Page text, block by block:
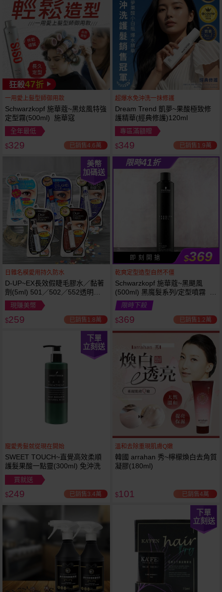
狂殺47折
一用愛上髮型師御用款
Schwarzkopf 施華蔻~黑炫風特強
定型霧(500ml) 施華寇
全年最低
$329 已銷售4.6萬
超爆水免沖洗一抹修護
Dream Trend 凱夢~果酸極致修
護精華(經典修護)120ml
專區滿額贈
$349 已銷售1.9萬
美幣
加碼送
日雜名模愛用持久防水
D-UP~EX長效假睫毛膠水／黏著
劑(5ml) 501／502／552透明／
553黑色／554咖啡色 款式可選
現賺美幣
$259 已銷售1.8萬
限時41折
即 刻 開 搶 $369
乾爽定型造型自然不僵
Schwarzkopf 施華蔻~黑颶風
(500ml) 黑魔髮系列/定型噴霧 施
華寇
限時下殺
$369 已銷售1.2萬
下單
立刻送
寵愛秀髮就從現在開始
SWEET TOUCH~直覺高效柔順
護髮果酸一點靈(300ml) 免沖洗
買就送
$249 已銷售3.4萬
溫和去除重現肌膚Q嫩
韓國 arrahan 秀~檸檬煥白去角質
凝膠(180ml)
$101 已銷售4萬
下單
立刻送